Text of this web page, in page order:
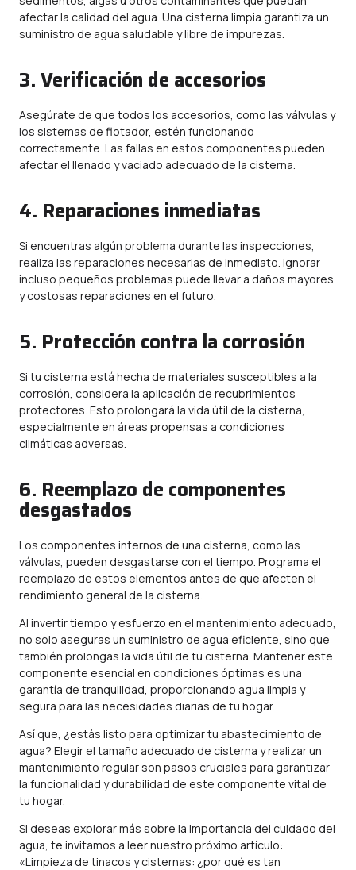
afectar la calidad del agua. Una cisterna limpia garantiza un
suministro de agua saludable y libre de impurezas.
3. Verificación de accesorios
Asegúrate de que todos los accesorios, como las válvulas y
los sistemas de flotador, estén funcionando
correctamente. Las fallas en estos componentes pueden
afectar el llenado y vaciado adecuado de la cisterna.
4. Reparaciones inmediatas
Si encuentras algún problema durante las inspecciones,
realiza las reparaciones necesarias de inmediato. Ignorar
incluso pequeños problemas puede llevar a daños mayores
y costosas reparaciones en el futuro.
5. Protección contra la corrosión
Si tu cisterna está hecha de materiales susceptibles a la
corrosión, considera la aplicación de recubrimientos
protectores. Esto prolongará la vida útil de la cisterna,
especialmente en áreas propensas a condiciones
climáticas adversas.
6. Reemplazo de componentes
desgastados
Los componentes internos de una cisterna, como las
válvulas, pueden desgastarse con el tiempo. Programa el
reemplazo de estos elementos antes de que afecten el
rendimiento general de la cisterna.
Al invertir tiempo y esfuerzo en el mantenimiento adecuado,
no solo aseguras un suministro de agua eficiente, sino que
también prolongas la vida útil de tu cisterna. Mantener este
componente esencial en condiciones óptimas es una
garantía de tranquilidad, proporcionando agua limpia y
segura para las necesidades diarias de tu hogar.
Así que, ¿estás listo para optimizar tu abastecimiento de
agua? Elegir el tamaño adecuado de cisterna y realizar un
mantenimiento regular son pasos cruciales para garantizar
la funcionalidad y durabilidad de este componente vital de
tu hogar.
Si deseas explorar más sobre la importancia del cuidado del
agua, te invitamos a leer nuestro próximo artículo:
«Limpieza de tinacos y cisternas: ¿por qué es tan